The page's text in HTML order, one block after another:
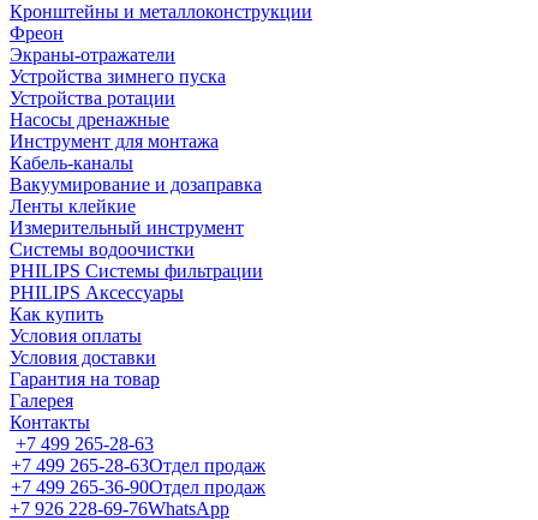
Кронштейны и металлоконструкции
Фреон
Экраны-отражатели
Устройства зимнего пуска
Устройства ротации
Насосы дренажные
Инструмент для монтажа
Кабель-каналы
Вакуумирование и дозаправка
Ленты клейкие
Измерительный инструмент
Системы водоочистки
PHILIPS Системы фильтрации
PHILIPS Аксессуары
Как купить
Условия оплаты
Условия доставки
Гарантия на товар
Галерея
Контакты
+7 499 265-28-63
+7 499 265-28-63Отдел продаж
+7 499 265-36-90Отдел продаж
+7 926 228-69-76WhatsApp